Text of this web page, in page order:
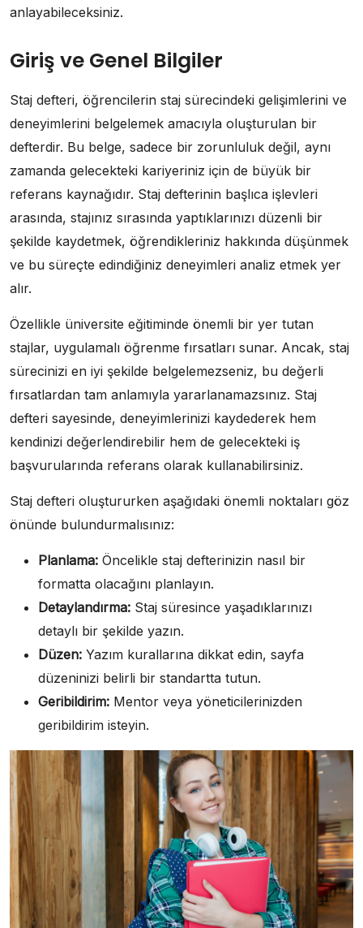
anlayabileceksiniz.
Giriş ve Genel Bilgiler
Staj defteri, öğrencilerin staj sürecindeki gelişimlerini ve
deneyimlerini belgelemek amacıyla oluşturulan bir
defterdir. Bu belge, sadece bir zorunluluk değil, aynı
zamanda gelecekteki kariyeriniz için de büyük bir
referans kaynağıdır. Staj defterinin başlıca işlevleri
arasında, stajınız sırasında yaptıklarınızı düzenli bir
şekilde kaydetmek, öğrendikleriniz hakkında düşünmek
ve bu süreçte edindiğiniz deneyimleri analiz etmek yer
alır.
Özellikle üniversite eğitiminde önemli bir yer tutan
stajlar, uygulamalı öğrenme fırsatları sunar. Ancak, staj
sürecinizi en iyi şekilde belgelemezseniz, bu değerli
fırsatlardan tam anlamıyla yararlanamazsınız. Staj
defteri sayesinde, deneyimlerinizi kaydederek hem
kendinizi değerlendirebilir hem de gelecekteki iş
başvurularında referans olarak kullanabilirsiniz.
Staj defteri oluştururken aşağıdaki önemli noktaları göz
önünde bulundurmalısınız:
Planlama: Öncelikle staj defterinizin nasıl bir
formatta olacağını planlayın.
Detaylandırma: Staj süresince yaşadıklarınızı
detaylı bir şekilde yazın.
Düzen: Yazım kurallarına dikkat edin, sayfa
düzeninizi belirli bir standartta tutun.
Geribildirim: Mentor veya yöneticilerinizden
geribildirim isteyin.